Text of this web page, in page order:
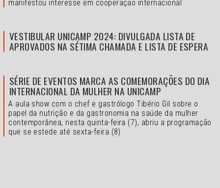
manifestou interesse em cooperação internacional
VESTIBULAR UNICAMP 2024: DIVULGADA LISTA DE
APROVADOS NA SÉTIMA CHAMADA E LISTA DE ESPERA
SÉRIE DE EVENTOS MARCA AS COMEMORAÇÕES DO DIA
INTERNACIONAL DA MULHER NA UNICAMP
A aula show com o chef e gastrólogo Tibério Gil sobre o
papel da nutrição e da gastronomia na saúde da mulher
contemporânea, nesta quinta-feira (7), abriu a programação
que se estede até sexta-feira (8)